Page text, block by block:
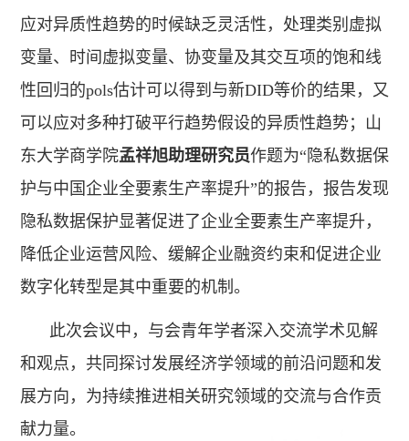
应对异质性趋势的时候缺乏灵活性，处理类别虚拟
变量、时间虚拟变量、协变量及其交互项的饱和线
性回归的pols估计可以得到与新DID等价的结果，又
可以应对多种打破平行趋势假设的异质性趋势；山
东大学商学院孟祥旭助理研究员作题为“隐私数据保
护与中国企业全要素生产率提升”的报告，报告发现
隐私数据保护显著促进了企业全要素生产率提升，
降低企业运营风险、缓解企业融资约束和促进企业
数字化转型是其中重要的机制。
此次会议中，与会青年学者深入交流学术见解
和观点，共同探讨发展经济学领域的前沿问题和发
展方向，为持续推进相关研究领域的交流与合作贡
献力量。